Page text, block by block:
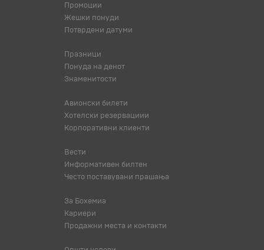
Промоции
Жешки понуди
Потврдени датуми
Празници
Понуда на денот
Знаменитости
Авионски билети
Хотелски резервациии
Корпоративни клиенти
Вести
Информативен билтен
Често поставувани прашања
За Бохемиа
Кариери
Продажни места и контакти